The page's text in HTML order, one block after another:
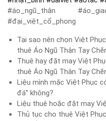
#áo_ngũ_thân
#đại_việt_cổ_phong
Tại sao nên chọn Việt
thuê Áo Ngũ Thân Tay
Thuê hay đặt may Việt
thuê Áo Ngũ Thân Tay
Liệu mình mặc Việt Phục
đá” không?
Liệu thuê hoặc đặt may
Thủ tục cho thuê Việt